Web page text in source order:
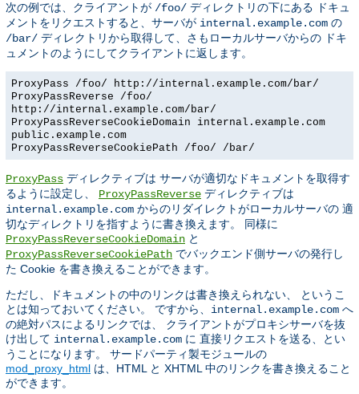
次の例では、クライアントが /foo/ ディレクトリの下にある ドキュ
メントをリクエストすると、サーバが internal.example.com の
/bar/ ディレクトリから取得して、さもローカルサーバからの ドキ
ュメントのようにしてクライアントに返します。
ProxyPass /foo/ http://internal.example.com/bar/
ProxyPassReverse /foo/
http://internal.example.com/bar/
ProxyPassReverseCookieDomain internal.example.com
public.example.com
ProxyPassReverseCookiePath /foo/ /bar/
ProxyPass ディレクティブは サーバが適切なドキュメントを取得す
るように設定し、 ProxyPassReverse ディレクティブは
internal.example.com からのリダイレクトがローカルサーバの 適
切なディレクトリを指すように書き換えます。 同様に
ProxyPassReverseCookieDomain と
ProxyPassReverseCookiePath でバックエンド側サーバの発行し
た Cookie を書き換えることができます。
ただし、ドキュメントの中のリンクは書き換えられない、 というこ
とは知っておいてください。 ですから、 internal.example.com へ
の絶対パスによるリンクでは、 クライアントがプロキシサーバを抜
け出して internal.example.com に 直接リクエストを送る、とい
うことになります。 サードパーティ製モジュールの
mod_proxy_html は、HTML と XHTML 中のリンクを書き換えること
ができます。